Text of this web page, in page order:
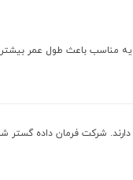
خوب تا 5 سال کار می کنند. محیط خنک و خشک و تهویه
شرکت فرمان داده